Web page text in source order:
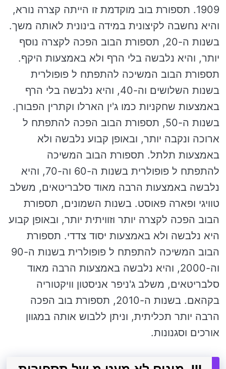
1909. תספורת בוב מוקדמת זו הייתה קצרה נורא,
והיא נחשבה לקיצונית במידה בינונית לאותה משך.
בשנות ה-20, תספורת הבוב הפכה לקצרה נוסף
יותר, והיא נלבשה בלי הרף ולא באמצעות היקף.
תספורת הבוב המשיכה להתפתח ל פופולרית
בשנות השלושים וה-40, והיא נלבשה בלי הרף
באמצעות שחקניות כמו ג'ין הארלו וקתרין הפבורן.
בשנות ה-50, תספורת הבוב הפכה להתפתח ל
ארוכה ונקבה יותר, ובאופן קבוע נלבשה ולא
באמצעות תלתל. תספורת הבוב המשיכה
להתפתח ל פופולרית בשנות ה-60 וה-70, והיא
נלבשה באמצעות הרבה מאוד סלבריטאים, משלב
טוויגי ופארה פאוסט. בשנות השמונים, תספורת
הבוב הפכה לקצרה יותר וזוויתית יותר, ובאופן קבוע
היא נלבשה ולא באמצעות יסוד צדדי. תספורת
הבוב המשיכה להתפתח ל פופולרית בשנות ה-90
וה-2000, והיא נלבשה באמצעות הרבה מאוד
סלבריטאים, משלב ג'ניפר אניסטון וויקטוריה
בקהאם. בשנות ה-2010, תספורת בוב הפכה
הרבה יותר תכליתית, וניתן ללבוש אותה במגוון
אורכים וסגנונות.